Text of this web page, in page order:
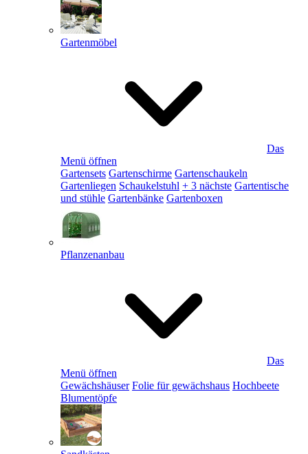
Gartenmöbel
Das
Menü öffnen
Gartensets Gartenschirme Gartenschaukeln
Gartenliegen Schaukelstuhl + 3 nächste Gartentische
und stühle Gartenbänke Gartenboxen
Pflanzenanbau
Das
Menü öffnen
Gewächshäuser Folie für gewächshaus Hochbeete
Blumentöpfe